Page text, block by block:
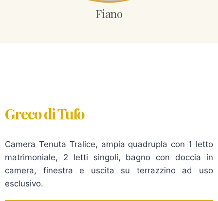
Fiano
Greco di Tufo
Camera Tenuta Tralice, ampia quadrupla con 1 letto
matrimoniale, 2 letti singoli, bagno con doccia in
camera, finestra e uscita su terrazzino ad uso
esclusivo.